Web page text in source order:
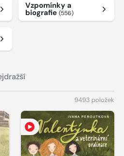
Vzpomínky a
biografie (556)
9493 položek